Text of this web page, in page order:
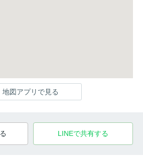
地図アプリで見る
LINEで共有する